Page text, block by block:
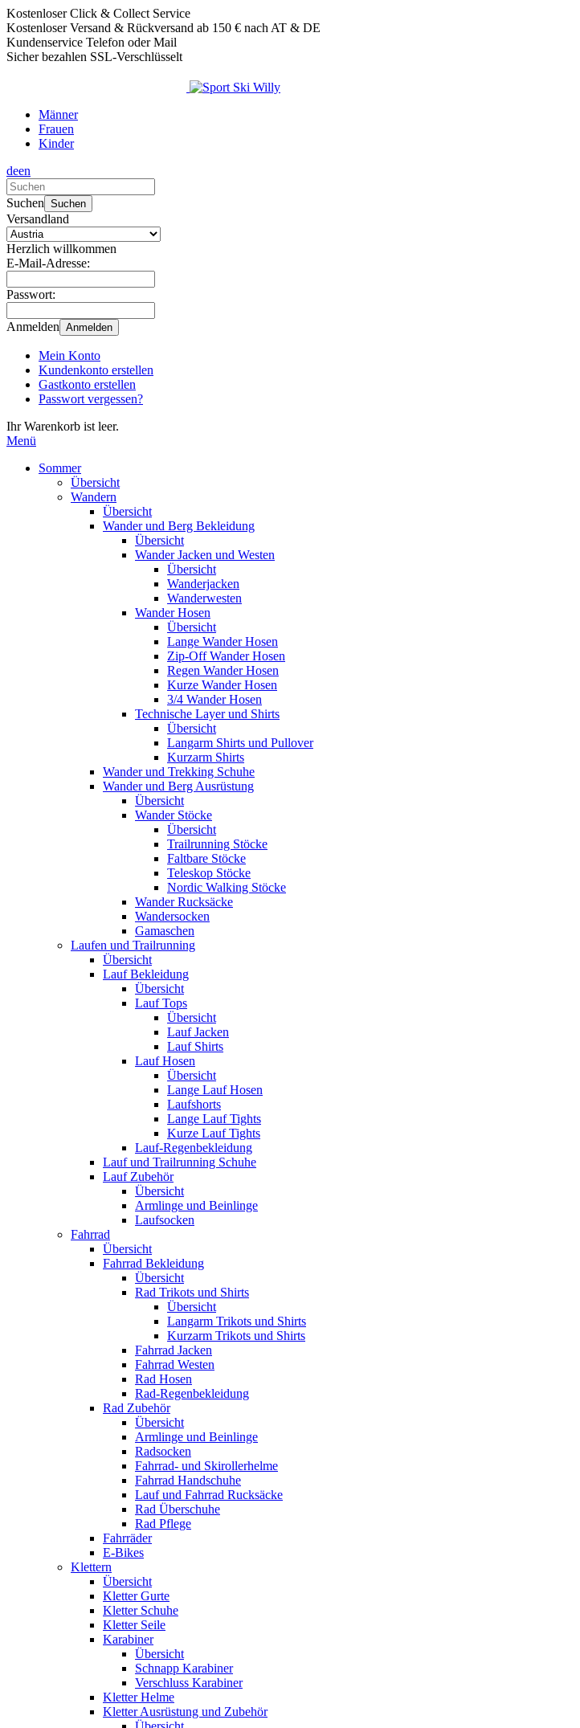
Kostenloser Click & Collect Service
Kostenloser Versand & Rückversand ab 150 € nach AT & DE
Kundenservice Telefon oder Mail
Sicher bezahlen SSL-Verschlüsselt
Männer
Frauen
Kinder
deen
die
nach
oben
unten,
um
das
können
Touch-
und
Streichgesten
verwenden.
Suchen Suchen
Versandland
Herzlich willkommen
E-Mail-Adresse:
Passwort:
Anmelden Anmelden
Mein Konto
Kundenkonto erstellen
Gastkonto erstellen
Passwort vergessen?
Ihr Warenkorb ist leer.
Menü
Sommer
Übersicht
Wandern
Übersicht
Wander und Berg Bekleidung
Übersicht
Wander Jacken und Westen
Übersicht
Wanderjacken
Wanderwesten
Wander Hosen
Übersicht
Lange Wander Hosen
Zip-Off Wander Hosen
Regen Wander Hosen
Kurze Wander Hosen
3/4 Wander Hosen
Technische Layer und Shirts
Übersicht
Langarm Shirts und Pullover
Kurzarm Shirts
Wander und Trekking Schuhe
Wander und Berg Ausrüstung
Übersicht
Wander Stöcke
Übersicht
Trailrunning Stöcke
Faltbare Stöcke
Teleskop Stöcke
Nordic Walking Stöcke
Wander Rucksäcke
Wandersocken
Gamaschen
Laufen und Trailrunning
Übersicht
Lauf Bekleidung
Übersicht
Lauf Tops
Übersicht
Lauf Jacken
Lauf Shirts
Lauf Hosen
Übersicht
Lange Lauf Hosen
Laufshorts
Lange Lauf Tights
Kurze Lauf Tights
Lauf-Regenbekleidung
Lauf und Trailrunning Schuhe
Lauf Zubehör
Übersicht
Armlinge und Beinlinge
Laufsocken
Fahrrad
Übersicht
Fahrrad Bekleidung
Übersicht
Rad Trikots und Shirts
Übersicht
Langarm Trikots und Shirts
Kurzarm Trikots und Shirts
Fahrrad Jacken
Fahrrad Westen
Rad Hosen
Rad-Regenbekleidung
Rad Zubehör
Übersicht
Armlinge und Beinlinge
Radsocken
Fahrrad- und Skirollerhelme
Fahrrad Handschuhe
Lauf und Fahrrad Rucksäcke
Rad Überschuhe
Rad Pflege
Fahrräder
E-Bikes
Klettern
Übersicht
Kletter Gurte
Kletter Schuhe
Kletter Seile
Karabiner
Übersicht
Schnapp Karabiner
Verschluss Karabiner
Kletter Helme
Kletter Ausrüstung und Zubehör